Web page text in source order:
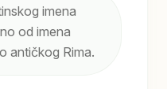
imena
od imena
antičkog Rima.